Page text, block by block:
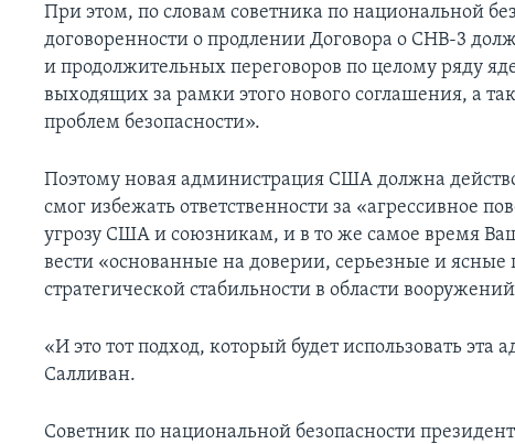
При этом, по словам советника по национальной
договоренности о продлении Договора о СНВ-3
и продолжительных переговоров по целому ряду
выходящих за рамки этого нового соглашения, а
проблем безопасности».
Поэтому новая администрация США должна
смог избежать ответственности за «агрессивное
угрозу США и союзникам, и в то же самое время
вести «основанные на доверии, серьезные и ясные
стратегической стабильности в области
«И это тот подход, который будет использовать эта
Салливан.
Советник по национальной безопасности